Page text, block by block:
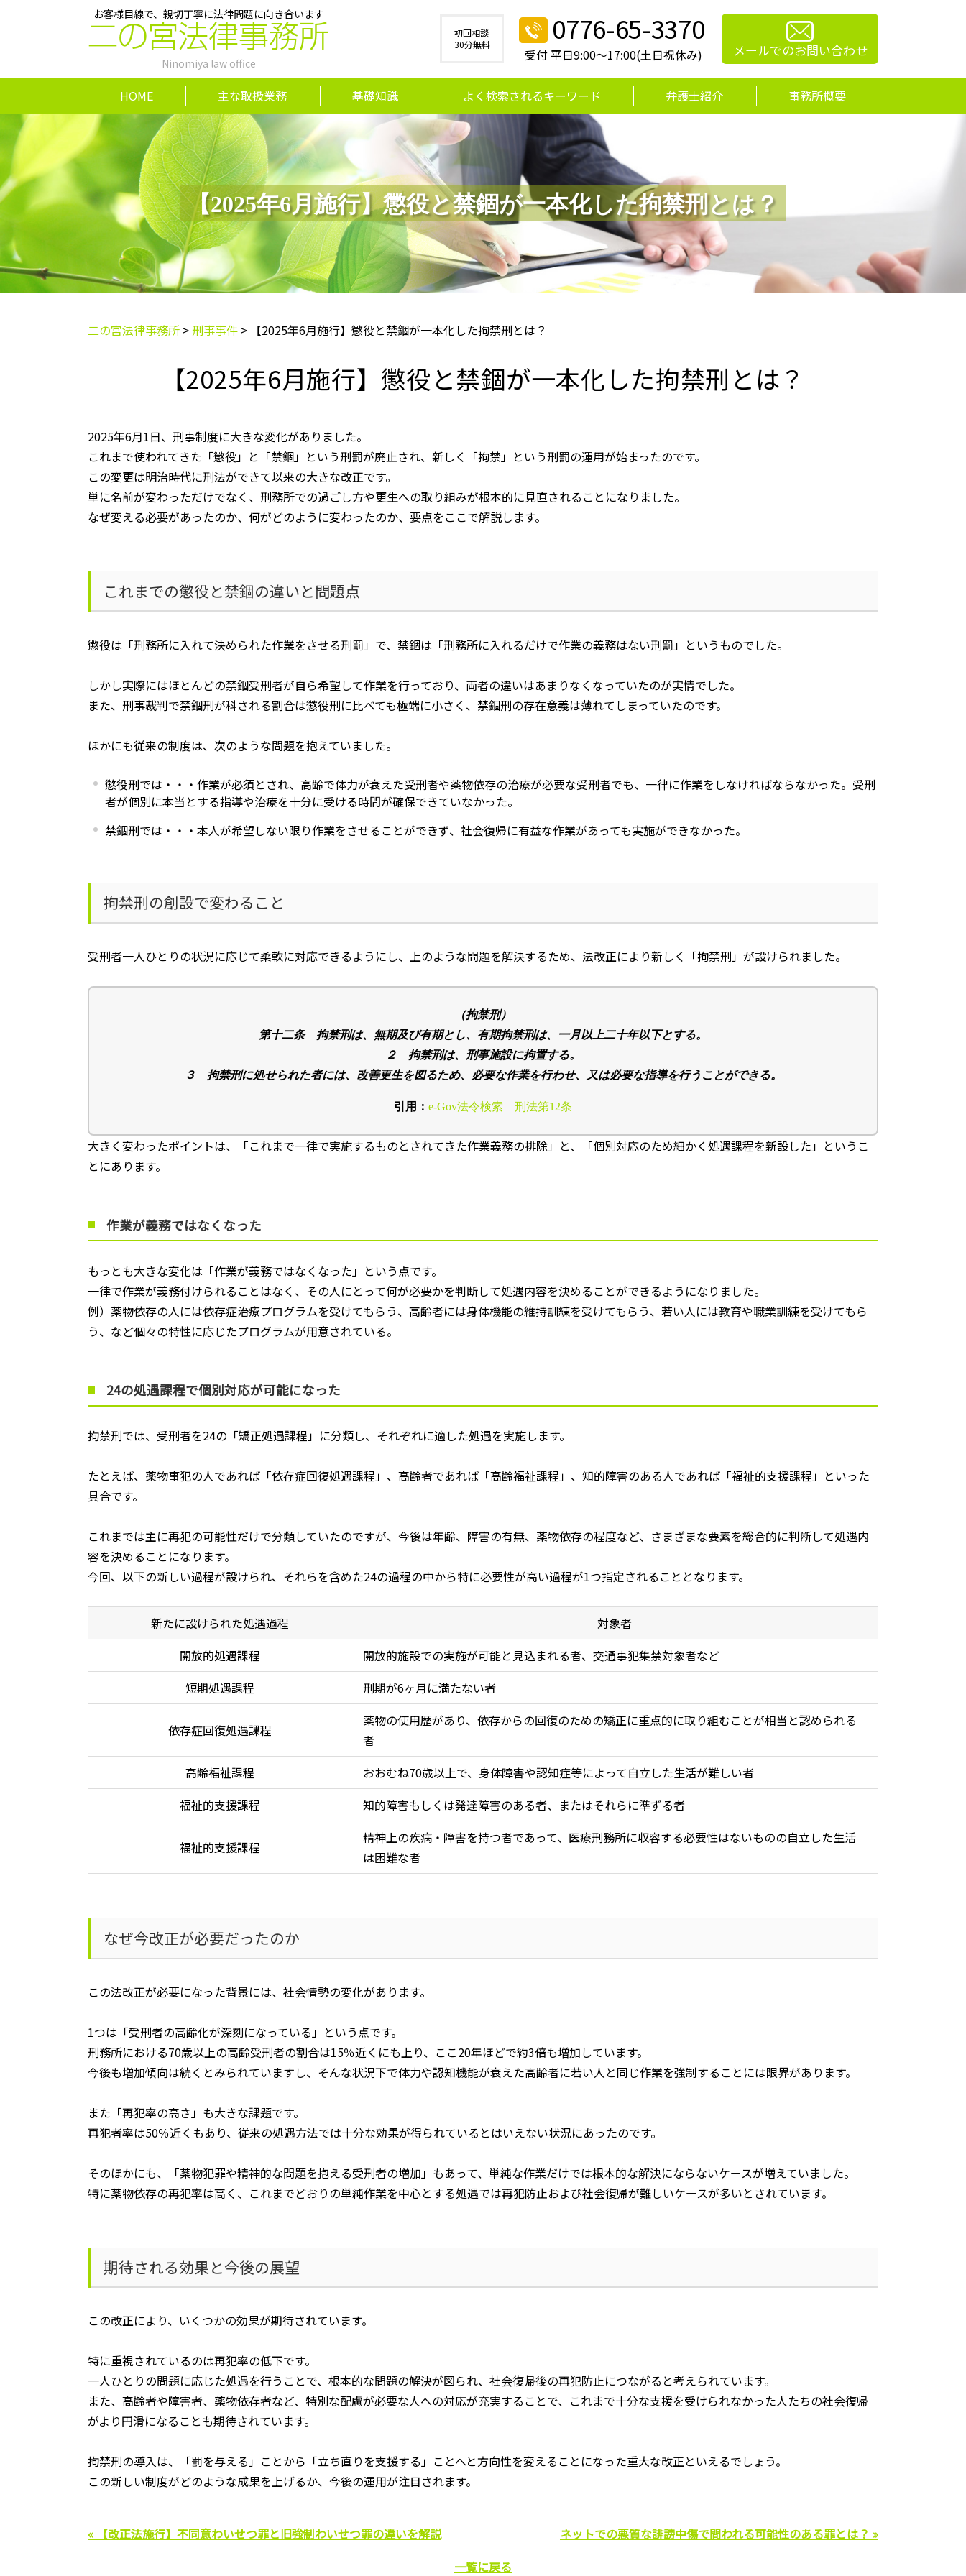
【2025年6月施行】懲役と禁錮が一本化した拘禁刑とは？
お客様目線で、親切丁寧に法律問題に向き合います
二の宮法律事務所
Ninomiya law office
初回相談
30分無料
0776-65-3370
受付 平日9:00～17:00(土日祝休み) メールでのお問い合わせ
HOME 主な取扱業務 基礎知識 よく検索されるキーワード 弁護士紹介 事務所概要
二の宮法律事務所 >刑事事件 > 【2025年6月施行】懲役と禁錮が一本化した拘禁刑とは？
【2025年6月施行】懲役と禁錮が一本化した拘禁刑とは？
2025年6月1日、刑事制度に大きな変化がありました。
これまで使われてきた「懲役」と「禁錮」という刑罰が廃止され、新しく「拘禁」という刑罰の運用が始まったのです。
この変更は明治時代に刑法ができて以来の大きな改正です。
単に名前が変わっただけでなく、刑務所での過ごし方や更生への取り組みが根本的に見直されることになりました。
なぜ変える必要があったのか、何がどのように変わったのか、要点をここで解説します。
これまでの懲役と禁錮の違いと問題点
懲役は「刑務所に入れて決められた作業をさせる刑罰」で、禁錮は「刑務所に入れるだけで作業の義務はない刑罰」というものでした。
しかし実際にはほとんどの禁錮受刑者が自ら希望して作業を行っており、両者の違いはあまりなくなっていたのが実情でした。
また、刑事裁判で禁錮刑が科される割合は懲役刑に比べても極端に小さく、禁錮刑の存在意義は薄れてしまっていたのです。
ほかにも従来の制度は、次のような問題を抱えていました。
懲役刑では・・・作業が必須とされ、高齢で体力が衰えた受刑者や薬物依存の治療が必要な受刑者でも、一律に作業をしなければならなかった。受刑
者が個別に本当とする指導や治療を十分に受ける時間が確保できていなかった。
禁錮刑では・・・本人が希望しない限り作業をさせることができず、社会復帰に有益な作業があっても実施ができなかった。
拘禁刑の創設で変わること
受刑者一人ひとりの状況に応じて柔軟に対応できるようにし、上のような問題を解決するため、法改正により新しく「拘禁刑」が設けられました。
（拘禁刑）
第十二条 拘禁刑は、無期及び有期とし、有期拘禁刑は、一月以上二十年以下とする。
２ 拘禁刑は、刑事施設に拘置する。
３ 拘禁刑に処せられた者には、改善更生を図るため、必要な作業を行わせ、又は必要な指導を行うことができる。
引用： e-Gov法令検索 刑法第12条
大きく変わったポイントは、「これまで一律で実施するものとされてきた作業義務の排除」と、「個別対応のため細かく処遇課程を新設した」というこ
とにあります。
作業が義務ではなくなった
もっとも大きな変化は「作業が義務ではなくなった」という点です。
一律で作業が義務付けられることはなく、その人にとって何が必要かを判断して処遇内容を決めることができるようになりました。
例）薬物依存の人には依存症治療プログラムを受けてもらう、高齢者には身体機能の維持訓練を受けてもらう、若い人には教育や職業訓練を受けてもら
う、など個々の特性に応じたプログラムが用意されている。
24の処遇課程で個別対応が可能になった
拘禁刑では、受刑者を24の「矯正処遇課程」に分類し、それぞれに適した処遇を実施します。
たとえば、薬物事犯の人であれば「依存症回復処遇課程」、高齢者であれば「高齢福祉課程」、知的障害のある人であれば「福祉的支援課程」といった
具合です。
これまでは主に再犯の可能性だけで分類していたのですが、今後は年齢、障害の有無、薬物依存の程度など、さまざまな要素を総合的に判断して処遇内
容を決めることになります。
今回、以下の新しい過程が設けられ、それらを含めた24の過程の中から特に必要性が高い過程が1つ指定されることとなります。
新たに設けられた処遇過程
対象者
開放的処遇課程
開放的施設での実施が可能と見込まれる者、交通事犯集禁対象者など
短期処遇課程
刑期が6ヶ月に満たない者
依存症回復処遇課程
薬物の使用歴があり、依存からの回復のための矯正に重点的に取り組むことが相当と認められる
者
高齢福祉課程
おおむね70歳以上で、身体障害や認知症等によって自立した生活が難しい者
福祉的支援課程
知的障害もしくは発達障害のある者、またはそれらに準ずる者
福祉的支援課程
精神上の疾病・障害を持つ者であって、医療刑務所に収容する必要性はないものの自立した生活
は困難な者
なぜ今改正が必要だったのか
この法改正が必要になった背景には、社会情勢の変化があります。
1つは「受刑者の高齢化が深刻になっている」という点です。
刑務所における70歳以上の高齢受刑者の割合は15％近くにも上り、ここ20年ほどで約3倍も増加しています。
今後も増加傾向は続くとみられていますし、そんな状況下で体力や認知機能が衰えた高齢者に若い人と同じ作業を強制することには限界があります。
また「再犯率の高さ」も大きな課題です。
再犯者率は50％近くもあり、従来の処遇方法では十分な効果が得られているとはいえない状況にあったのです。
そのほかにも、「薬物犯罪や精神的な問題を抱える受刑者の増加」もあって、単純な作業だけでは根本的な解決にならないケースが増えていました。
特に薬物依存の再犯率は高く、これまでどおりの単純作業を中心とする処遇では再犯防止および社会復帰が難しいケースが多いとされています。
期待される効果と今後の展望
この改正により、いくつかの効果が期待されています。
特に重視されているのは再犯率の低下です。
一人ひとりの問題に応じた処遇を行うことで、根本的な問題の解決が図られ、社会復帰後の再犯防止につながると考えられています。
また、高齢者や障害者、薬物依存者など、特別な配慮が必要な人への対応が充実することで、これまで十分な支援を受けられなかった人たちの社会復帰
がより円滑になることも期待されています。
拘禁刑の導入は、「罰を与える」ことから「立ち直りを支援する」ことへと方向性を変えることになった重大な改正といえるでしょう。
この新しい制度がどのような成果を上げるか、今後の運用が注目されます。
« 【改正法施行】不同意わいせつ罪と旧強制わいせつ罪の違いを解説
ネットでの悪質な誹謗中傷で問われる可能性のある罪とは？ »
一覧に戻る